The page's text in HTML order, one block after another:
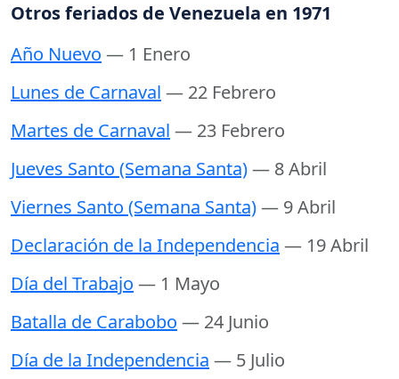
Otros feriados de Venezuela en 1971
Año Nuevo — 1 Enero
Lunes de Carnaval — 22 Febrero
Martes de Carnaval — 23 Febrero
Jueves Santo (Semana Santa)— 8 Abril
Viernes Santo (Semana Santa)— 9 Abril
Declaración de la Independencia — 19 Abril
Día del Trabajo — 1 Mayo
Batalla de Carabobo — 24 Junio
Día de la Independencia — 5 Julio